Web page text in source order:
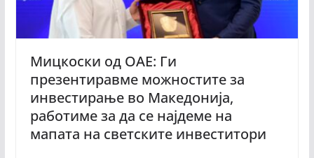
Мицкоски од ОАЕ: Ги
презентиравме можностите за
инвестирање во Македонија,
работиме за да се најдеме на
мапата на светските инвеститори